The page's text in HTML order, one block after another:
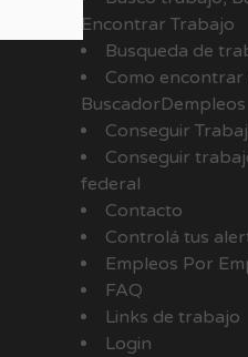
Encontrar Trabajo
Busqueda de
Como
BuscadorDempleos
Conseguir
Conseguir
federal
Contacto
Controlá tus
Empleos Por
FAQ
Links de trabajo
Login